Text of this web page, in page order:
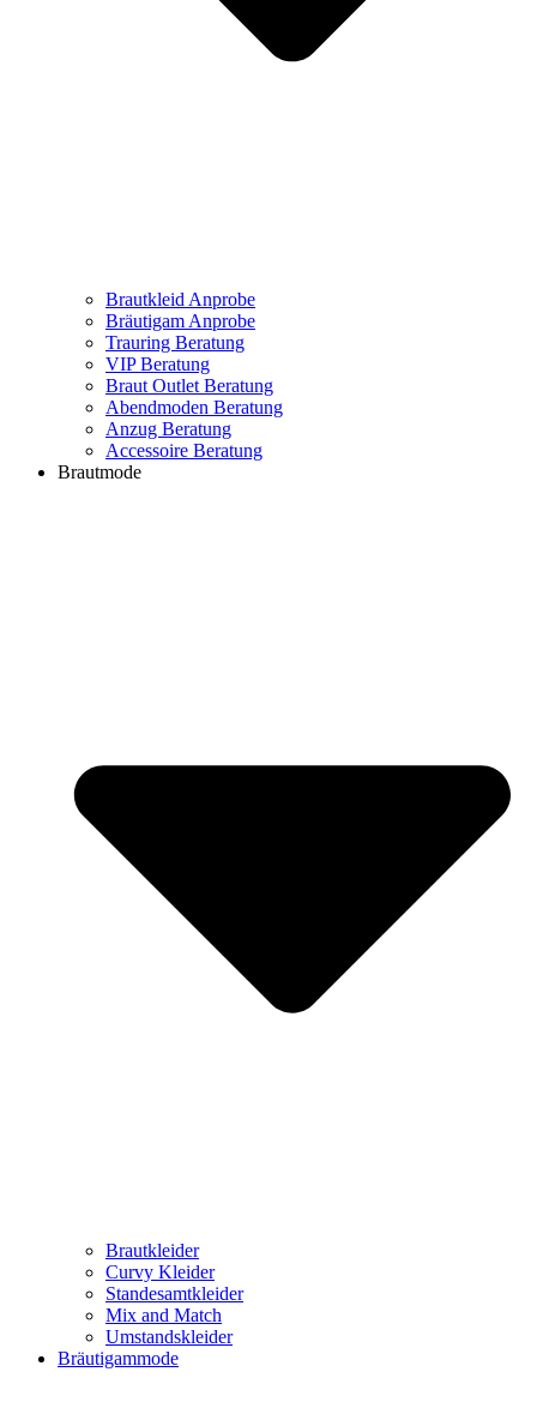
Brautkleid Anprobe
Bräutigam Anprobe
Trauring Beratung
VIP Beratung
Braut Outlet Beratung
Abendmoden Beratung
Anzug Beratung
Accessoire Beratung
Brautmode
Brautkleider
Curvy Kleider
Standesamtkleider
Mix and Match
Umstandskleider
Bräutigammode